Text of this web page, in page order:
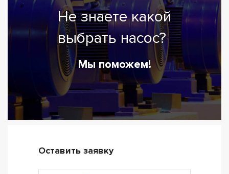
Не знаете какой
выбрать насос?
Мы поможем!
Оставить заявку